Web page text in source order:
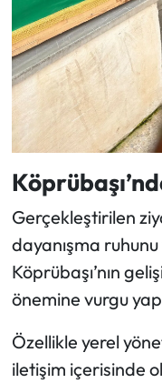
Gerçekleştirilen
dayanışma ruhunu
Köprübaşı’nın
önemine vurgu
Özellikle yerel
iletişim içerisinde